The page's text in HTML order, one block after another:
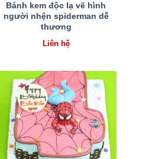
Bánh kem độc lạ vẽ hình
người nhện spiderman dễ
thương
Liên hệ